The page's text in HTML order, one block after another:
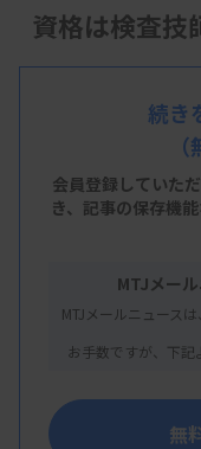
資格は検査技
続き
会員登録していた
き、 記事の保存機
MTJメー
MTJメールニュース
お手数ですが、下記
無